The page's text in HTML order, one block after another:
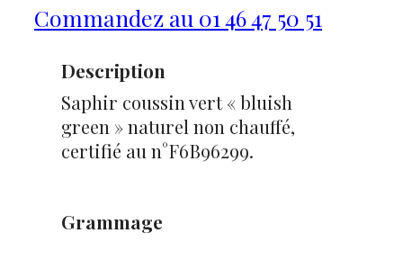
Commandez au 01 46 47 50 51
Description
Saphir coussin vert « bluish
green » naturel non chauffé,
certifié au n°F6B96299.
Grammage